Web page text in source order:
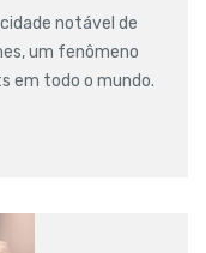
notável de
um fenômeno
em todo o mundo.